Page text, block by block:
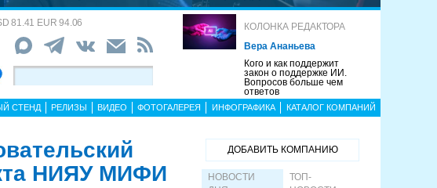
81.41 EUR 94.06
КОЛОНКА РЕДАКТОРА
Вера Ананьева
Кого и как поддержит
закон о поддержке ИИ.
Вопросов больше чем
ответов
СТЕНД РЕЛИЗЫ ВИДЕО ФОТОГАЛЕРЕЯ ИНФОГРАФИКА КАТАЛОГ КОМПАНИЙ
НИЯУ МИФИ
ДОБАВИТЬ КОМПАНИЮ
НОВОСТИ
ТОП-